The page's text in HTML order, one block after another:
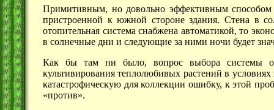
Примитивным, но довольно эффективным способом
пристроенной к южной стороне здания. Стена в
отопительная система снабжена автоматикой, то
в солнечные дни и следующие за ними ночи будет
Как бы там ни было, вопрос выбора системы
культивирования теплолюбивых растений в
катастрофическую для коллекции ошибку, к этой
«против».